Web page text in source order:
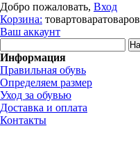
Добро пожаловать, Вход
Корзина: товартоваратоваров
Ваш аккаунт
Информация
Правильная обувь
Определяем размер
Уход за обувью
Доставка и оплата
Контакты